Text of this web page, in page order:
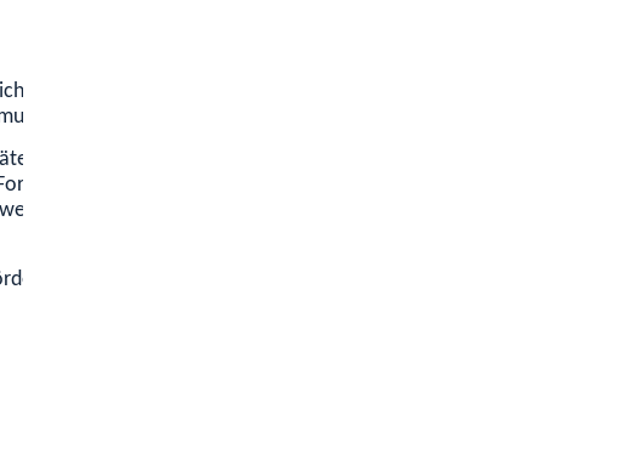
sein, Sie im Rahmen der weiteren Bearbeitung Ihrer Anzeige auf
durchführen zu können.
oder den Täter findet. Wer Kenntnis einer Straftat hat, diese
Vorsicht ist dann geboten, wenn es sich um eine
Delikten wie Mord, Raub oder Brandstiftung
anschließend zu Ermittlungen verpflichtet.